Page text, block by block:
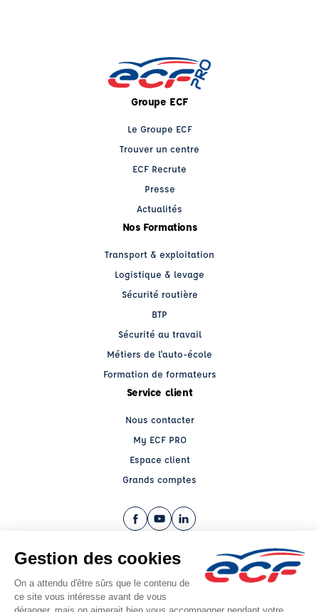
Groupe ECF
Le Groupe ECF
Trouver un centre
ECF Recrute
Presse
Actualités
Nos Formations
Transport & exploitation
Logistique & levage
Sécurité routière
BTP
Sécurité au travail
Métiers de l'auto-école
Formation de formateurs
Service client
Nous contacter
My ECF PRO
Espace client
Grands comptes
Facebook (nouvelle fenêtre)
YouTube (nouvelle fenêtre)
LinkedIn (nouvelle fenêtre)
CGV
Mentions légales